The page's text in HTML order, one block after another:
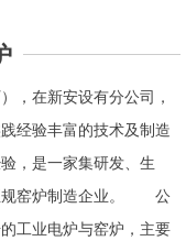
在新安设有分公司，
经验丰富的技术及制造
，是一家集研发、生
规窑炉制造企业。 公
工业电炉与窑炉，主要